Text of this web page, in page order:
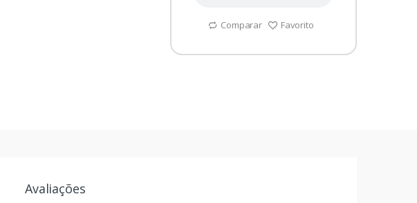
Comparar Favorito
Avaliações